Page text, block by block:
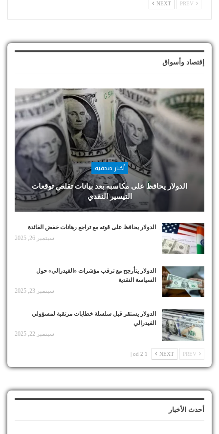
NEXT
إقتصاد وأسواق
أخبار صحفية
الدولار يحافظ على مكاسبه بعد بيانات تقلص توقعات
التيسير النقدي
الدولار يحافظ على قوته مع تراجع رهانات خفض الفائدة
سبتمبر 26, 2025
الدولار يتأرجح مع ترقب مؤشرات «الفيدرالي» حول
السياسة النقدية
سبتمبر 23, 2025
الدولار يستقر قبل سلسلة خطابات مرتقبة لمسؤولي
الفيدرالي
سبتمبر 22, 2025
NEXT
1 od 2 |
أحدث الأخبار